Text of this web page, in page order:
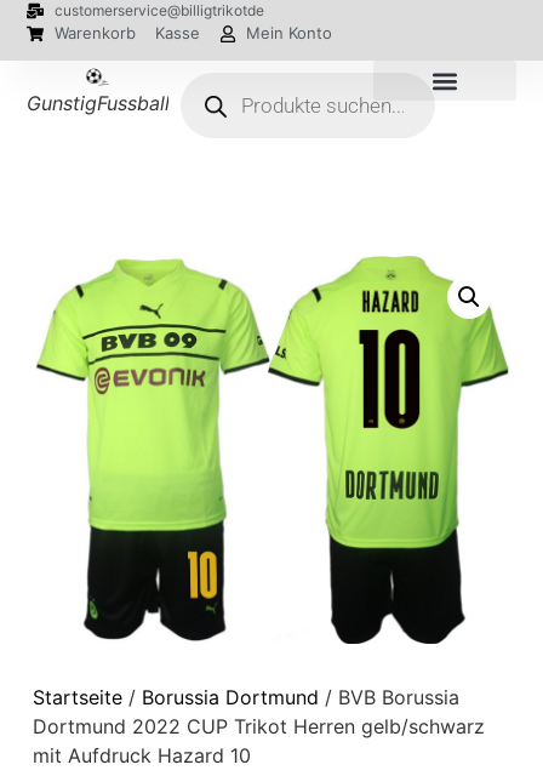
customerservice@billigtrikotde
Warenkorb Kasse Mein Konto
GunstigFussballTrikot
Startseite/ Borussia Dortmund / BVB Borussia
Dortmund 2022 CUP Trikot Herren gelb/schwarz
mit Aufdruck Hazard 10